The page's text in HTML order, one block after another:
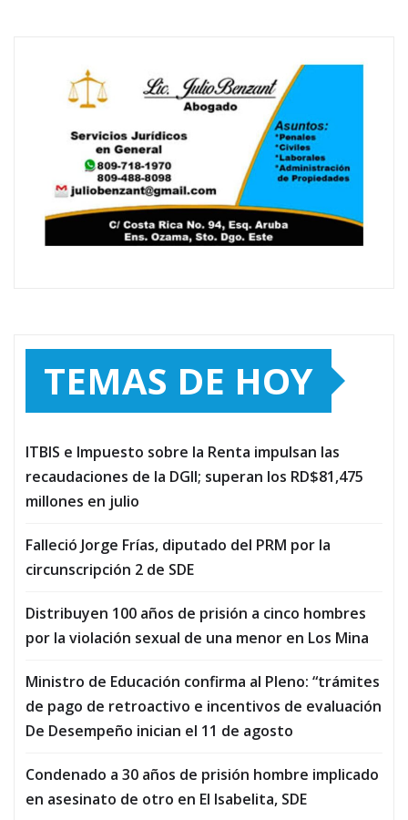
TEMAS DE HOY
ITBIS e Impuesto sobre la Renta impulsan las
recaudaciones de la DGII; superan los RD$81,475
millones en julio
Falleció Jorge Frías, diputado del PRM por la
circunscripción 2 de SDE
Distribuyen 100 años de prisión a cinco hombres
por la violación sexual de una menor en Los Mina
Ministro de Educación confirma al Pleno: “trámites
de pago de retroactivo e incentivos de evaluación
De Desempeño inician el 11 de agosto
Condenado a 30 años de prisión hombre implicado
en asesinato de otro en El Isabelita, SDE